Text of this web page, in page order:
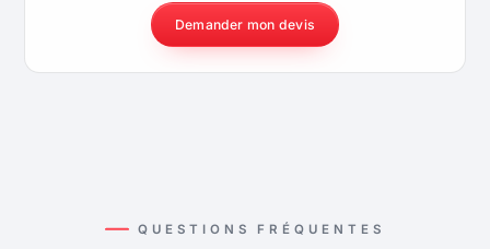
Demander mon devis
QUESTIONS FRÉQUENTES